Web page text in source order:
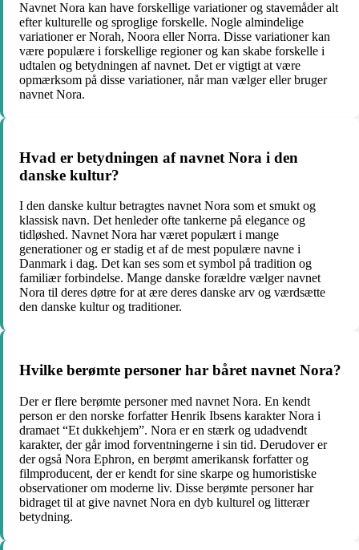
Navnet Nora kan have forskellige variationer og stavemåder alt
efter kulturelle og sproglige forskelle. Nogle almindelige
variationer er Norah, Noora eller Norra. Disse variationer kan
være populære i forskellige regioner og kan skabe forskelle i
udtalen og betydningen af navnet. Det er vigtigt at være
opmærksom på disse variationer, når man vælger eller bruger
navnet Nora.
Hvad er betydningen af navnet Nora i den
danske kultur?
I den danske kultur betragtes navnet Nora som et smukt og
klassisk navn. Det henleder ofte tankerne på elegance og
tidløshed. Navnet Nora har været populært i mange
generationer og er stadig et af de mest populære navne i
Danmark i dag. Det kan ses som et symbol på tradition og
familiær forbindelse. Mange danske forældre vælger navnet
Nora til deres døtre for at ære deres danske arv og værdsætte
den danske kultur og traditioner.
Hvilke berømte personer har båret navnet Nora?
Der er flere berømte personer med navnet Nora. En kendt
person er den norske forfatter Henrik Ibsens karakter Nora i
dramaet “Et dukkehjem”. Nora er en stærk og udadvendt
karakter, der går imod forventningerne i sin tid. Derudover er
der også Nora Ephron, en berømt amerikansk forfatter og
filmproducent, der er kendt for sine skarpe og humoristiske
observationer om moderne liv. Disse berømte personer har
bidraget til at give navnet Nora en dyb kulturel og litterær
betydning.